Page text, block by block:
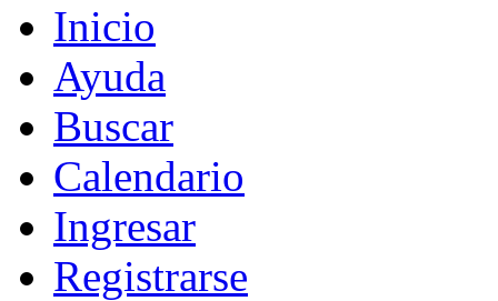
Inicio
Ayuda
Buscar
Calendario
Ingresar
Registrarse